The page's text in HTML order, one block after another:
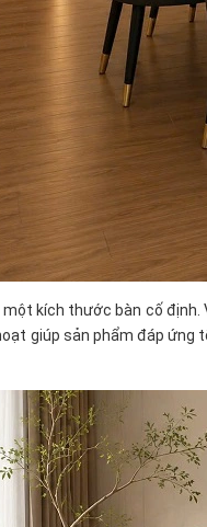
kích thước bàn cố định.
giúp sản phẩm đáp